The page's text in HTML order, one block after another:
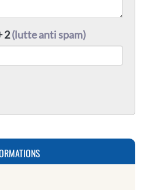
2(lutte anti spam)